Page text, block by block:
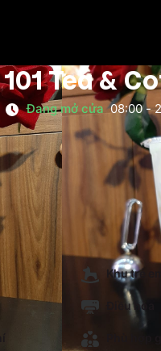
101 Tea &
Đang mở cửa 08:00-
Khu trẻ
Điều hòa
Phù hợp